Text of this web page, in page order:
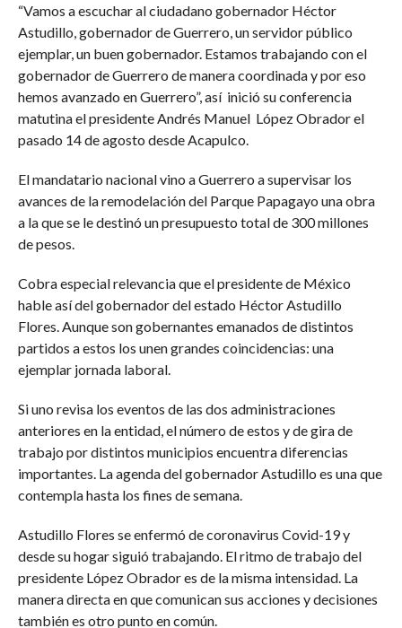
“Vamos a escuchar al ciudadano gobernador Héctor
Astudillo, gobernador de Guerrero, un servidor público
ejemplar, un buen gobernador. Estamos trabajando con el
gobernador de Guerrero de manera coordinada y por eso
hemos avanzado en Guerrero”, así inició su conferencia
matutina el presidente Andrés Manuel López Obrador el
pasado 14 de agosto desde Acapulco.
El mandatario nacional vino a Guerrero a supervisar los
avances de la remodelación del Parque Papagayo una obra
a la que se le destinó un presupuesto total de 300 millones
de pesos.
Cobra especial relevancia que el presidente de México
hable así del gobernador del estado Héctor Astudillo
Flores. Aunque son gobernantes emanados de distintos
partidos a estos los unen grandes coincidencias: una
ejemplar jornada laboral.
Si uno revisa los eventos de las dos administraciones
anteriores en la entidad, el número de estos y de gira de
trabajo por distintos municipios encuentra diferencias
importantes. La agenda del gobernador Astudillo es una que
contempla hasta los fines de semana.
Astudillo Flores se enfermó de coronavirus Covid-19 y
desde su hogar siguió trabajando. El ritmo de trabajo del
presidente López Obrador es de la misma intensidad. La
manera directa en que comunican sus acciones y decisiones
también es otro punto en común.